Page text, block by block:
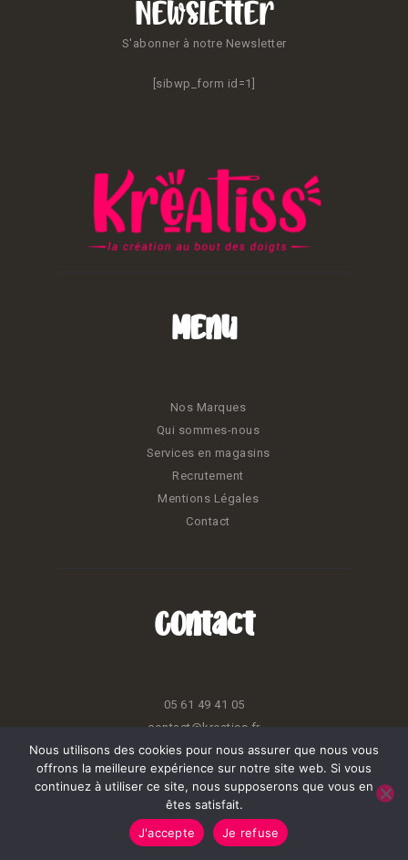
Newsletter
S'abonner à notre Newsletter
[sibwp_form id=1]
Menu
Nos Marques
Qui sommes-nous
Services en magasins
Recrutement
Mentions Légales
Contact
Contact
05 61 49 41 05
contact@kreatiss.fr
3 Impasse Ada Lovelace
31830 Plaisance du Touch
Horaire d'ouverture
Du Mardi au Vendredi
Nous utilisons des cookies pour nous assurer que nous vous
offrons la meilleure expérience sur notre site web. Si vous
continuez à utiliser ce site, nous supposerons que vous en
êtes satisfait.
J'accepte
Je refuse